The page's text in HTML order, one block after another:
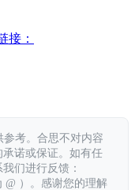
接：
考。合思不对内容
诺或保证。如有任
们进行反馈：
@ ）。感谢您的理解